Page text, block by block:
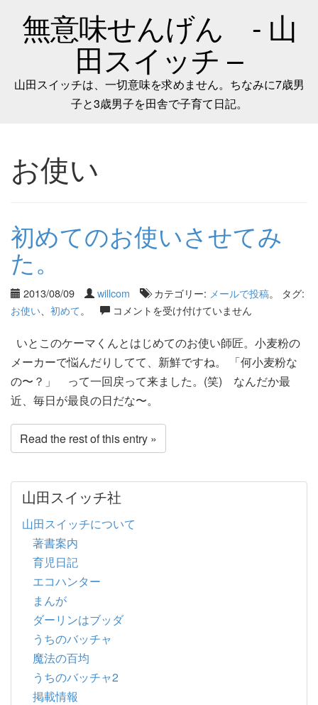
無意味せんげん - 山
田スイッチ –
山田スイッチは、一切意味を求めません。ちなみに7歳男
子と3歳男子を田舎で子育て日記。
お使い
初めてのお使いさせてみ
た。
2013/08/09 willcom カテゴリー: メールで投稿。 タグ:
お使い
初めて。 コメントを受け付けていません
いとこのケーマくんとはじめてのお使い師匠。小麦粉の
メーカーで悩んだりしてて、新鮮ですね。 「何小麦粉な
の〜？」 って一回戻って来ました。(笑) なんだか最
近、毎日が最良の日だな〜。
Read the rest of this entry »
山田スイッチ社
山田スイッチについて
著書案内
育児日記
エコハンター
まんが
ダーリンはブッダ
うちのバッチャ
魔法の百均
うちのバッチャ2
掲載情報